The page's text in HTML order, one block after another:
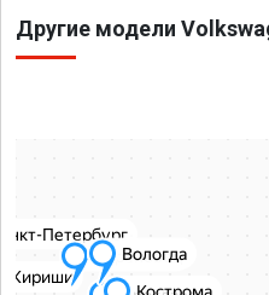
Другие модели